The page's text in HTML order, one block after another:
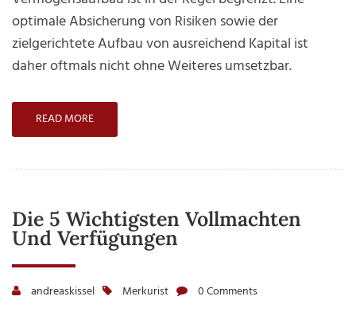
optimale Absicherung von Risiken sowie der
zielgerichtete Aufbau von ausreichend Kapital ist
daher oftmals nicht ohne Weiteres umsetzbar.
READ MORE
Die 5 Wichtigsten Vollmachten
Und Verfügungen
andreaskissel Merkurist 0 Comments